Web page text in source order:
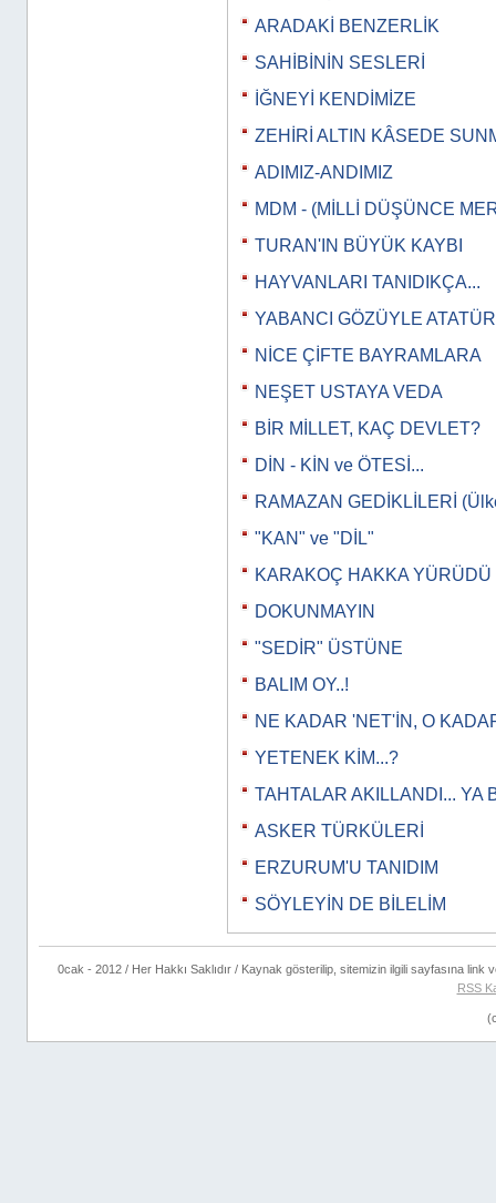
ARADAKİ BENZERLİK
SAHİBİNİN SESLERİ
İĞNEYİ KENDİMİZE
ZEHİRİ ALTIN KÂSEDE
ADIMIZ-ANDIMIZ
MDM - (MİLLİ DÜŞÜNCE
TURAN'IN BÜYÜK KAYBI
HAYVANLARI TANIDIKÇA...
YABANCI GÖZÜYLE
NİCE ÇİFTE BAYRAMLARA
NEŞET USTAYA VEDA
BİR MİLLET, KAÇ DEVLET?
DİN - KİN ve ÖTESİ...
RAMAZAN GEDİKLİLERİ
"KAN" ve "DİL"
KARAKOÇ HAKKA YÜRÜDÜ
DOKUNMAYIN
"SEDİR" ÜSTÜNE
BALIM OY..!
NE KADAR 'NET'İN, O
YETENEK KİM...?
TAHTALAR AKILLANDI... YA
ASKER TÜRKÜLERİ
ERZURUM'U TANIDIM
SÖYLEYİN DE BİLELİM
0cak - 2012 / Her Hakkı Saklıdır / Kaynak gösterilip, sitemizin ilgili sayfasına link
RSS